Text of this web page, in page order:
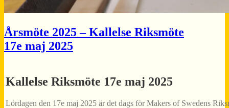
Årsmöte 2025 – Kallelse Riksmöte
17e maj 2025
Kallelse Riksmöte 17e maj 2025
Lördagen den 17e maj 2025 är det dags för Makers of Swedens